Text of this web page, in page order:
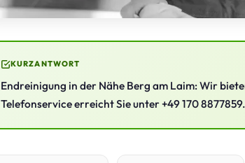
KURZANTWORT
Endreinigung in der Nähe Berg am Laim: Wir
Telefonservice erreicht Sie unter +49 170 8877859.